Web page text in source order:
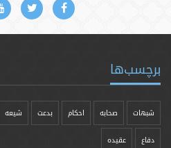
برچسب‌ها
شبهات صحابه احکام بدعت شیعه
دفاع عقیده